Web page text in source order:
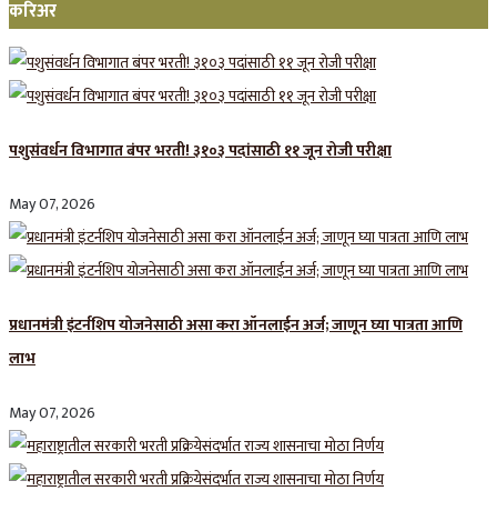
करिअर
पशुसंवर्धन विभागात बंपर भरती! ३१०३ पदांसाठी ११ जून रोजी परीक्षा
May 07, 2026
प्रधानमंत्री इंटर्नशिप योजनेसाठी असा करा ऑनलाईन अर्ज; जाणून घ्या पात्रता आणि
लाभ
May 07, 2026